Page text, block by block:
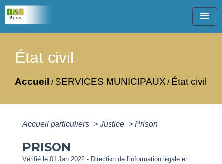
menu
État civil
Accueil / SERVICES MUNICIPAUX / État civil
Accueil particuliers > Justice > Prison
PRISON
Vérifié le 01 Jan 2022 - Direction de l'information légale et